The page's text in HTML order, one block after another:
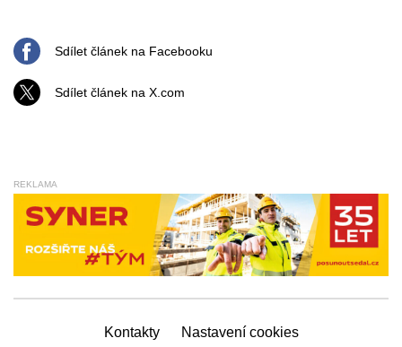
Sdílet článek na Facebooku
Sdílet článek na X.com
REKLAMA
Kontakty Nastavení cookies